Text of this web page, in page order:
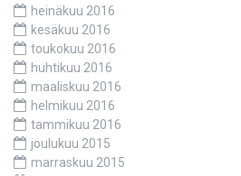
heinäkuu 2016
kesäkuu 2016
toukokuu 2016
huhtikuu 2016
maaliskuu 2016
helmikuu 2016
tammikuu 2016
joulukuu 2015
marraskuu 2015